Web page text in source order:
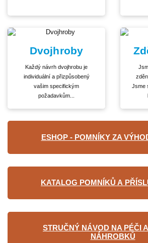
Dvojhroby
Každý návrh dvojhrobu je
individuální a přizpůsobený
vašim specifickým
požadavkům...
Jsme
ESHOP - POMNÍKY ZA
KATALOG POMNÍKŮ A
STRUČNÝ NÁVOD NA PÉČI
NÁHROBKŮ